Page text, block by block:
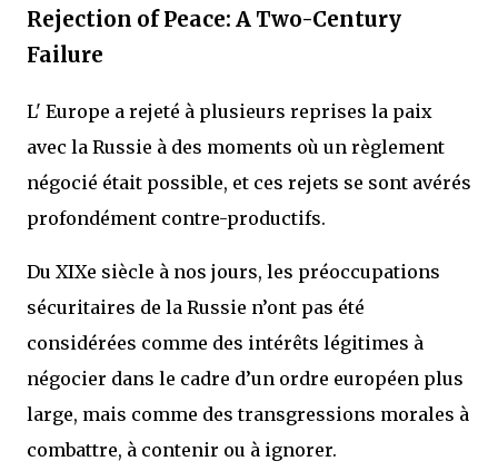
Rejection of Peace: A Two-Century
Failure
L' Europe a rejeté à plusieurs reprises la paix
avec la Russie à des moments où un règlement
négocié était possible, et ces rejets se sont avérés
profondément contre-productifs.
Du XIXe siècle à nos jours, les préoccupations
sécuritaires de la Russie n’ont pas été
considérées comme des intérêts légitimes à
négocier dans le cadre d’un ordre européen plus
large, mais comme des transgressions morales à
combattre, à contenir ou à ignorer.